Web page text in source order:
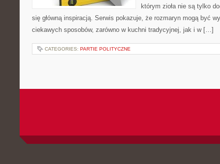
którym zioła nie są tylko
się główną inspiracją. Serwis pokazuje, że rozmaryn mogą być
ciekawych sposobów, zarówno w kuchni tradycyjnej, jak i w […]
CATEGORIES: PARTIE POLITYCZNE